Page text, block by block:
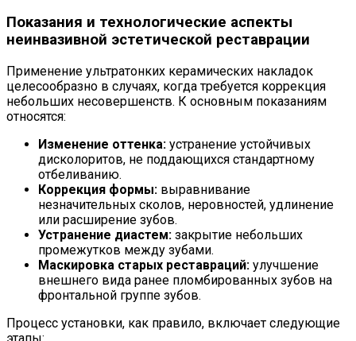
Показания и технологические аспекты
неинвазивной эстетической реставрации
Применение ультратонких керамических накладок
целесообразно в случаях, когда требуется коррекция
небольших несовершенств. К основным показаниям
относятся:
Изменение оттенка: устранение устойчивых
дисколоритов, не поддающихся стандартному
отбеливанию.
Коррекция формы: выравнивание
незначительных сколов, неровностей, удлинение
или расширение зубов.
Устранение диастем: закрытие небольших
промежутков между зубами.
Маскировка старых реставраций: улучшение
внешнего вида ранее пломбированных зубов на
фронтальной группе зубов.
Процесс установки, как правило, включает следующие